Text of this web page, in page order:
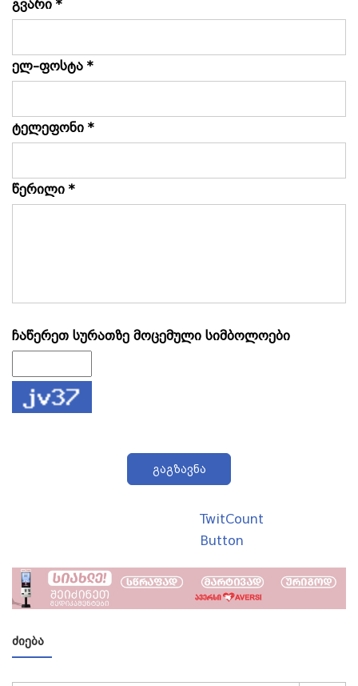
გვარი *
ელ–ფოსტა *
ტელეფონი *
წერილი *
ჩაწერეთ სურათზე მოცემული სიმბოლოები
გაგზავნა
TwitCount
Button
ᲫᲘᲔᲑᲐ